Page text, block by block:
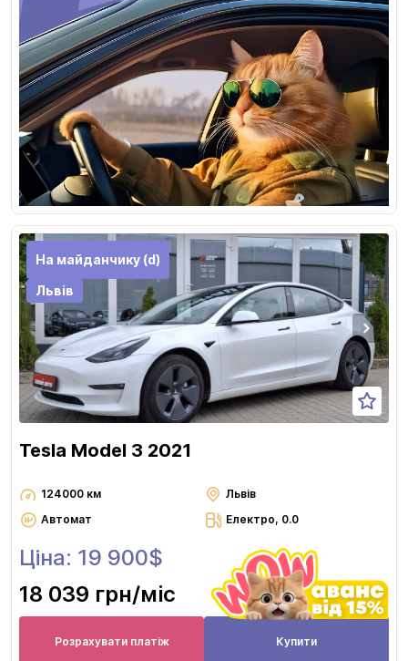
На майданчику (d)
Львів
Tesla Model 3 2021
124000 км
Львів
Автомат
Електро, 0.0
Ціна: 19 900$
18 039 грн/міс
Розрахувати платіж Купити